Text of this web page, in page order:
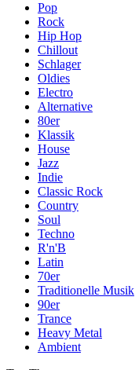
Pop
Rock
Hip Hop
Chillout
Schlager
Oldies
Electro
Alternative
80er
Klassik
House
Jazz
Indie
Classic Rock
Country
Soul
Techno
R'n'B
Latin
70er
Traditionelle Musik
90er
Trance
Heavy Metal
Ambient